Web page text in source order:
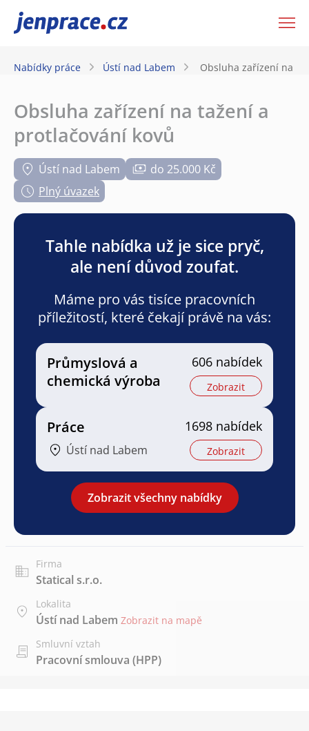
JenPráce.cz
Nabídky práce Ústí nad Labem Obsluha zařízení na
Obsluha zařízení na tažení a
protlačování kovů
Ústí nad Labem
do 25.000 Kč
Plný úvazek
Tahle nabídka už je sice pryč,
ale není důvod zoufat.
Máme pro vás tisíce pracovních
příležitostí, které čekají právě na vás:
Průmyslová a
chemická výroba
606 nabídek
Zobrazit
Práce
Ústí nad Labem
1698 nabídek
Zobrazit
Zobrazit všechny nabídky
Firma
Statical s.r.o.
Lokalita
Ústí nad Labem Zobrazit na mapě
Smluvní vztah
Pracovní smlouva (HPP)